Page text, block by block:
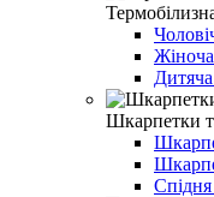
Шкарпетки
Спідня